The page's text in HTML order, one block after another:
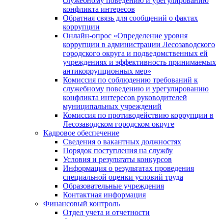
конфликта интересов
Обратная связь для сообщений о фактах
коррупции
Онлайн-опрос «Определение уровня
коррупции в администрации Лесозаводского
городского округа и подведомственных ей
учреждениях и эффективность принимаемых
антикоррупционных мер»
Комиссия по соблюдению требований к
служебному поведению и урегулированию
конфликта интересов руководителей
муниципальных учреждений
Комиссия по противодействию коррупции в
Лесозаводском городском округе
Кадровое обеспечение
Сведения о вакантных должностях
Порядок поступления на службу
Условия и результаты конкурсов
Информация о результатах проведения
специальной оценки условий труда
Образовательные учреждения
Контактная информация
Финансовый контроль
Отдел учета и отчетности